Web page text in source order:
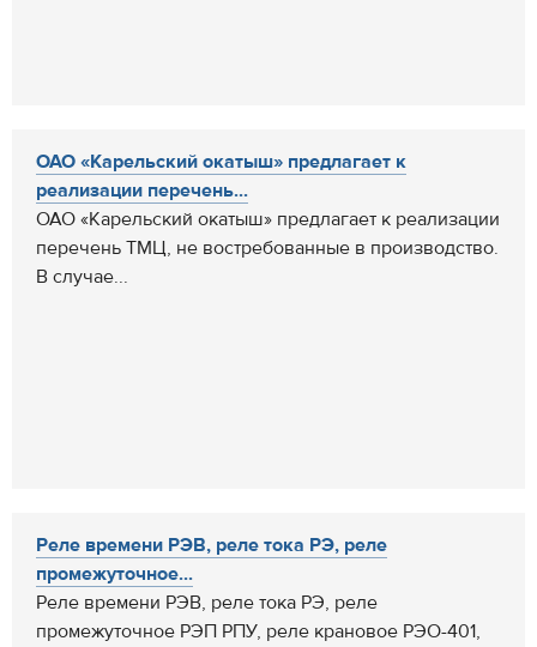
ОАО «Карельский окатыш» предлагает к
реализации перечень...
ОАО «Карельский окатыш» предлагает к реализации
перечень ТМЦ, не востребованные в производство.
В случае...
Реле времени РЭВ, реле тока РЭ, реле
промежуточное...
Реле времени РЭВ, реле тока РЭ, реле
промежуточное РЭП РПУ, реле крановое РЭО-401,